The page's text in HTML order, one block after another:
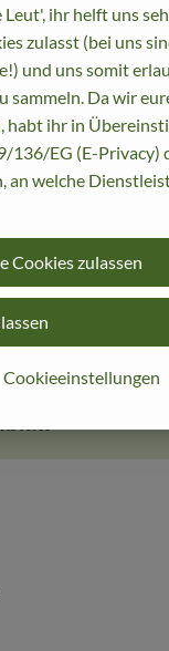
250 g
24,40 € / kg 7%
Leut', ihr helft uns
zulasst (bei uns
und uns somit
sammeln. Da wir
habt ihr in
136/EG (E-Privacy)
an welche
Cookieeinstellungen
Cookies zulassen